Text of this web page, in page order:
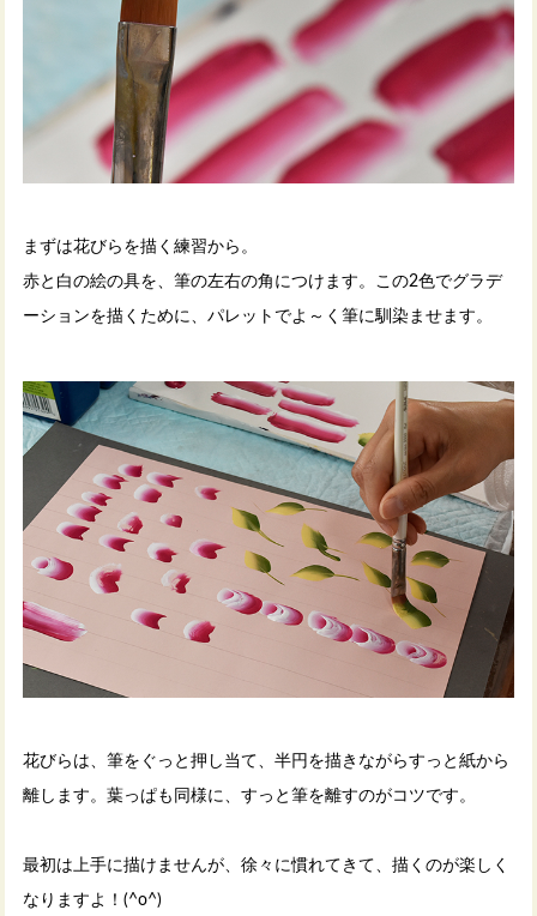
まずは花びらを描く練習から。
赤と白の絵の具を、筆の左右の角につけます。この2色でグラデ
ーションを描くために、パレットでよ～く筆に馴染ませます。
花びらは、筆をぐっと押し当て、半円を描きながらすっと紙から
離します。葉っぱも同様に、すっと筆を離すのがコツです。
最初は上手に描けませんが、徐々に慣れてきて、描くのが楽しく
なりますよ！(^o^)